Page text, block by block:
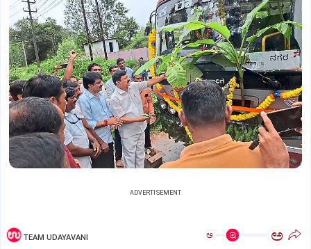
ADVERTISEMENT
TEAM UDAYAVANI ಅ ಅ